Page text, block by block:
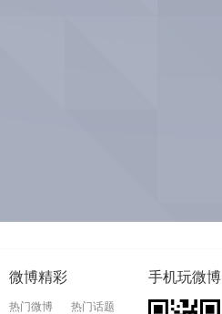
微博精彩
热门微博 热门话题
手机玩微博